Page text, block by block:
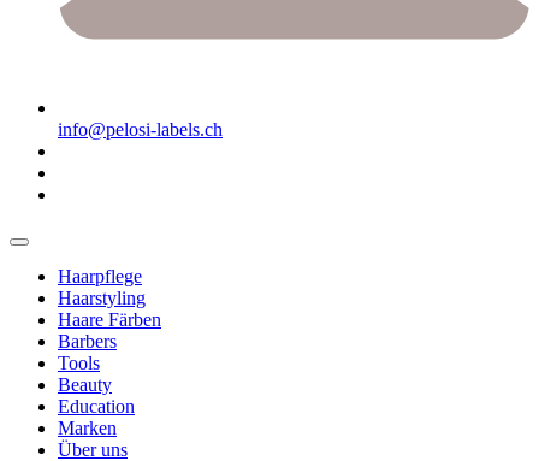
info@pelosi-labels.ch
Haarpflege
Haarstyling
Haare Färben
Barbers
Tools
Beauty
Education
Marken
Über uns